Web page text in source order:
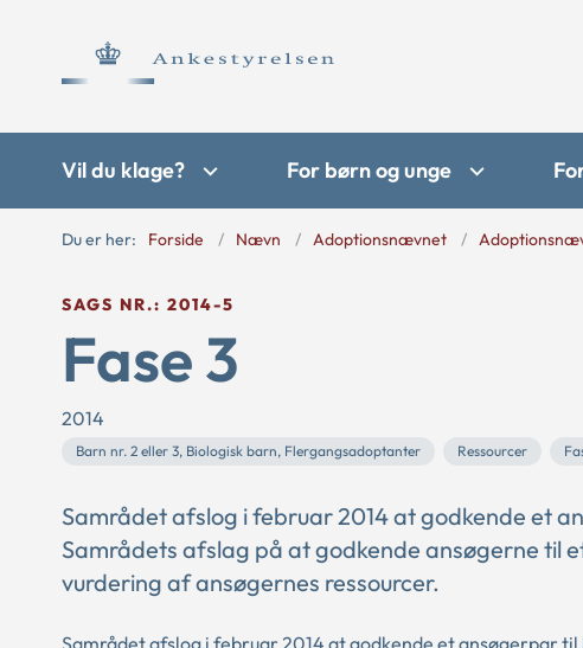
Vil du klage? For børn og unge
Du er her: Forside Nævn Adoptionsnævnet
SAGS NR.: 2014-5
Fase 3
2014
Barn nr. 2 eller 3, Biologisk barn, Flergangsadoptanter Ressourcer
Samrådet afslog i februar 2014 at godkende et
Samrådets afslag på at godkende ansøgerne til
vurdering af ansøgernes ressourcer.
Samrådet afslog i februar 2014 at godkende et ansøgerpar